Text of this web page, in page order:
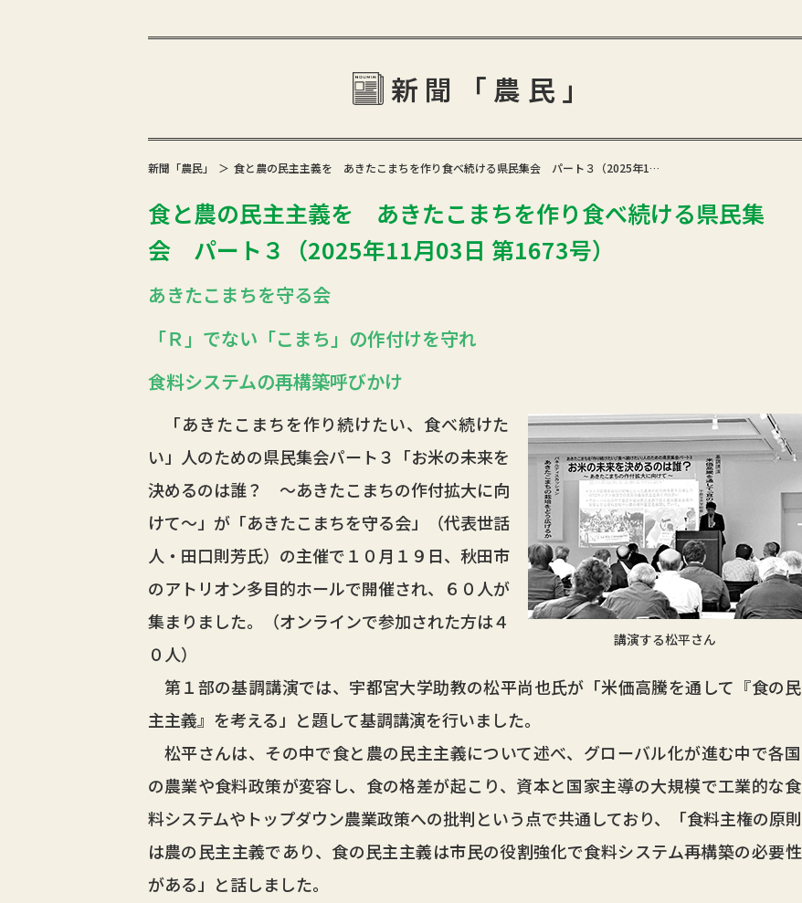
新聞「農民」
新聞「農民」 食と農の民主主義を あきたこまちを作り食べ続ける県民集会 パート３（2025年1…
食と農の民主主義を あきたこまちを作り食べ続ける県民集
会 パート３（2025年11月03日 第1673号）
あきたこまちを守る会
「Ｒ」でない「こまち」の作付けを守れ
食料システムの再構築呼びかけ
講演する松平さん
「あきたこまちを作り続けたい、食べ続けた
い」人のための県民集会パート３「お米の未来を
決めるのは誰？ ～あきたこまちの作付拡大に向
けて～」が「あきたこまちを守る会」（代表世話
人・田口則芳氏）の主催で１０月１９日、秋田市
のアトリオン多目的ホールで開催され、６０人が
集まりました。（オンラインで参加された方は４
０人）
第１部の基調講演では、宇都宮大学助教の松平尚也氏が「米価高騰を通して『食の民
主主義』を考える」と題して基調講演を行いました。
松平さんは、その中で食と農の民主主義について述べ、グローバル化が進む中で各国
の農業や食料政策が変容し、食の格差が起こり、資本と国家主導の大規模で工業的な食
料システムやトップダウン農業政策への批判という点で共通しており、「食料主権の原則
は農の民主主義であり、食の民主主義は市民の役割強化で食料システム再構築の必要性
がある」と話しました。